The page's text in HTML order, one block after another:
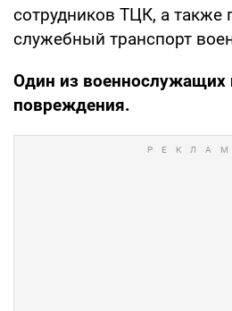
сотрудников ТЦК, а также
служебный транспорт
Один из военнослужащих
повреждения.